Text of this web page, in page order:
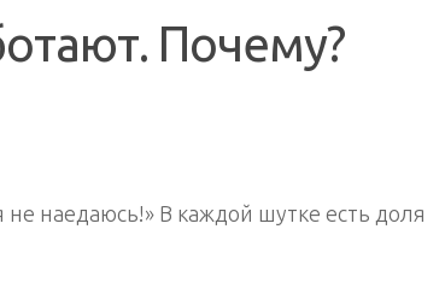
Почему?
наедаюсь!» В каждой шутке есть доля